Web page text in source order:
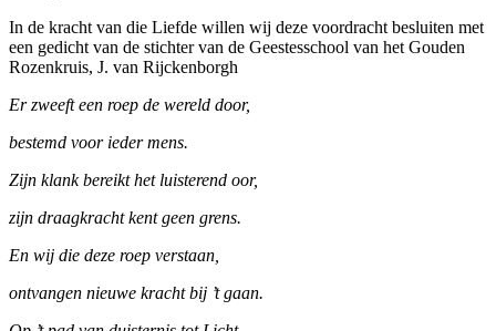
In de kracht van die Liefde willen wij deze voordracht besluiten met
een gedicht van de stichter van de Geestesschool van het Gouden
Rozenkruis, J. van Rijckenborgh
Er zweeft een roep de wereld door,
bestemd voor ieder mens.
Zijn klank bereikt het luisterend oor,
zijn draagkracht kent geen grens.
En wij die deze roep verstaan,
ontvangen nieuwe kracht bij ’t gaan.